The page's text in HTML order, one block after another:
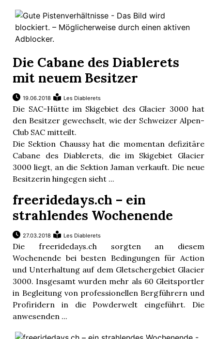
Die Cabane des Diablerets
mit neuem Besitzer
19.06.2018 Les Diablerets
Die SAC-Hütte im Skigebiet des Glacier 3000 hat
den Besitzer gewechselt, wie der Schweizer Alpen-
Club SAC mitteilt.
Die Sektion Chaussy hat die momentan defizitäre
Cabane des Diablerets, die im Skigebiet Glacier
3000 liegt, an die Sektion Jaman verkauft. Die neue
Besitzerin hingegen sieht ...
freeridedays.ch – ein
strahlendes Wochenende
27.03.2018 Les Diablerets
Die freeridedays.ch sorgten an diesem
Wochenende bei besten Bedingungen für Action
und Unterhaltung auf dem Gletschergebiet Glacier
3000. Insgesamt wurden mehr als 60 Gleitsportler
in Begleitung von professionellen Bergführern und
Profiridern in die Powderwelt eingeführt. Die
anwesenden ...